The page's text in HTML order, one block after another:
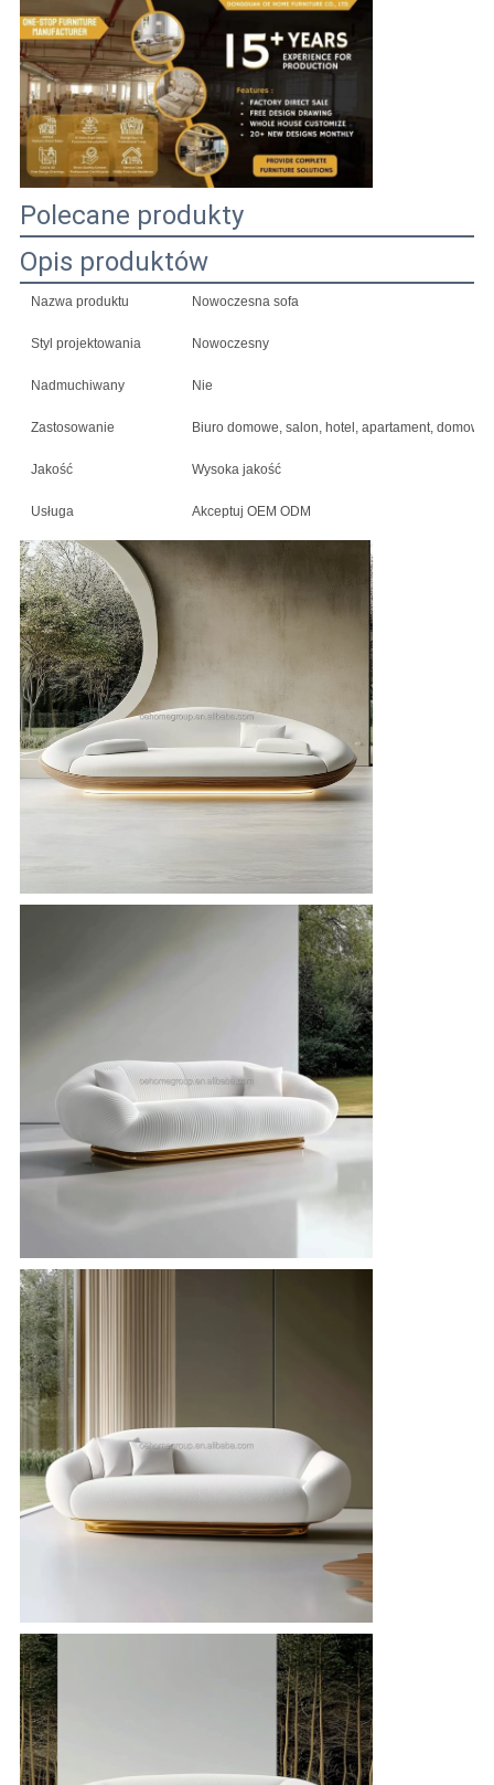
POPROSIĆ
O
WYCENĘ
SITEMAP
POLITYKA
PRYWATNOŚCI
Polecane produkty
Opis produktów
Nazwa produktu Nowoczesna sofa
Styl projektowania Nowoczesny
Nadmuchiwany Nie
Zastosowanie Biuro domowe, salon, hotel, apartament, domowy
Jakość Wysoka jakość
Usługa Akceptuj OEM ODM